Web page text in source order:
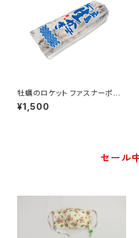
牡蠣のロケット ファスナーポー
チ
¥1,500
セール